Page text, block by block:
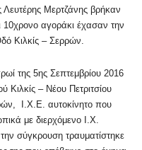
Μερτζάνης βρήκαν
10χρονο αγοράκι έχασαν την
Κιλκίς – Σερρών.
της 5ης Σεπτεμβρίου 2016
Κιλκίς – Νέου Πετριτσίου
Ι.Χ.Ε. αυτοκίνητο που
με διερχόμενο Ι.Χ.
σύγκρουση τραυματίστηκε